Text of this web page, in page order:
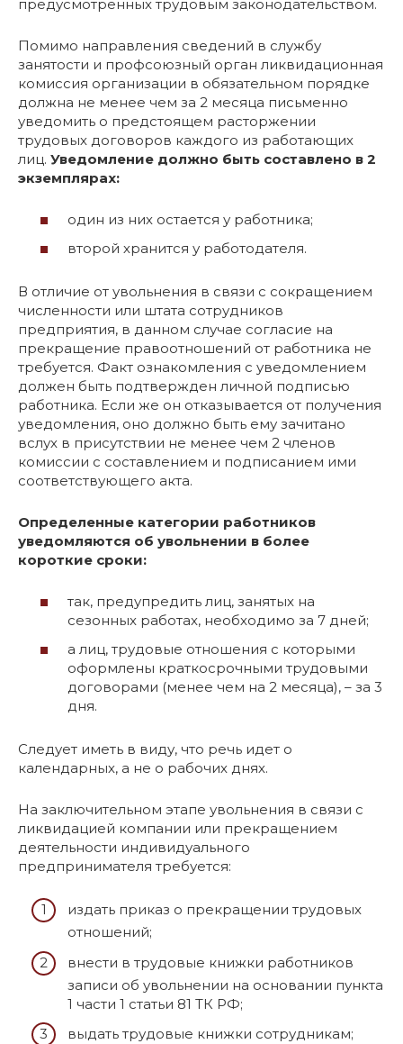
предусмотренных трудовым законодательством.
Помимо направления сведений в службу
занятости и профсоюзный орган ликвидационная
комиссия организации в обязательном порядке
должна не менее чем за 2 месяца письменно
уведомить о предстоящем расторжении
трудовых договоров каждого из работающих
лиц. Уведомление должно быть составлено в 2
экземплярах:
один из них остается у работника;
второй хранится у работодателя.
В отличие от увольнения в связи с сокращением
численности или штата сотрудников
предприятия, в данном случае согласие на
прекращение правоотношений от работника не
требуется. Факт ознакомления с уведомлением
должен быть подтвержден личной подписью
работника. Если же он отказывается от получения
уведомления, оно должно быть ему зачитано
вслух в присутствии не менее чем 2 членов
комиссии с составлением и подписанием ими
соответствующего акта.
Определенные категории работников
уведомляются об увольнении в более
короткие сроки:
так, предупредить лиц, занятых на
сезонных работах, необходимо за 7 дней;
а лиц, трудовые отношения с которыми
оформлены краткосрочными трудовыми
договорами (менее чем на 2 месяца), – за 3
дня.
Следует иметь в виду, что речь идет о
календарных, а не о рабочих днях.
На заключительном этапе увольнения в связи с
ликвидацией компании или прекращением
деятельности индивидуального
предпринимателя требуется:
издать приказ о прекращении трудовых
отношений;
внести в трудовые книжки работников
записи об увольнении на основании пункта
1 части 1 статьи 81 ТК РФ;
выдать трудовые книжки сотрудникам;